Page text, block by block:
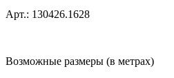
Арт.: 130426.1628
Возможные размеры (в метрах)